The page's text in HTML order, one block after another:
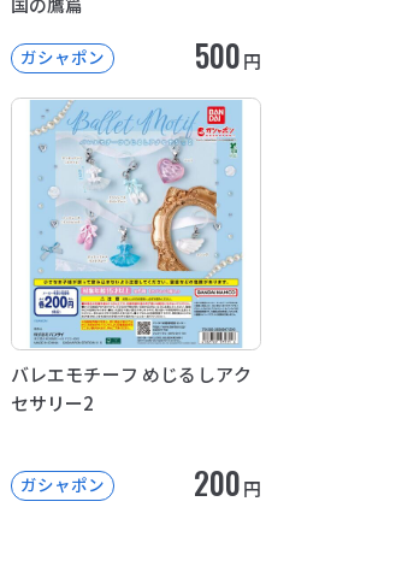
ガシャポン 500円
バレエモチーフ めじるしアク
セサリー2
ガシャポン 200円